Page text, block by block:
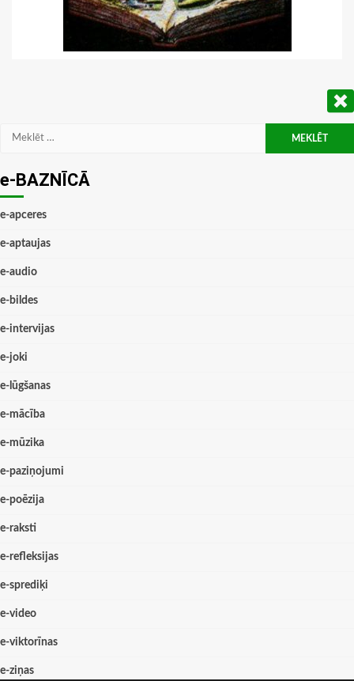
Meklēt:
e-BAZNĪCĀ
e-apceres
e-aptaujas
e-audio
e-bildes
e-intervijas
e-joki
e-lūgšanas
e-mācība
e-mūzika
e-paziņojumi
e-poēzija
e-raksti
e-refleksijas
e-sprediķi
e-video
e-viktorīnas
e-ziņas